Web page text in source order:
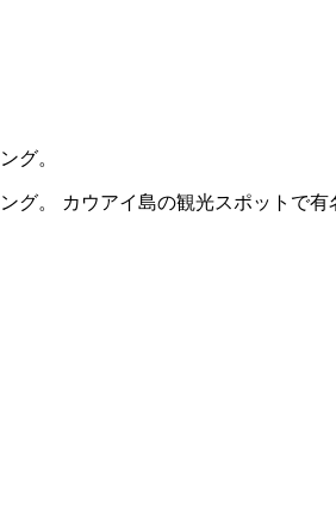
グ。
。 カウアイ島の観光スポットで